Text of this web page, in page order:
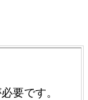
要です。